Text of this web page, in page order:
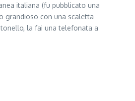
italiana (fu pubblicato una
grandioso con una scaletta
la fai una telefonata a